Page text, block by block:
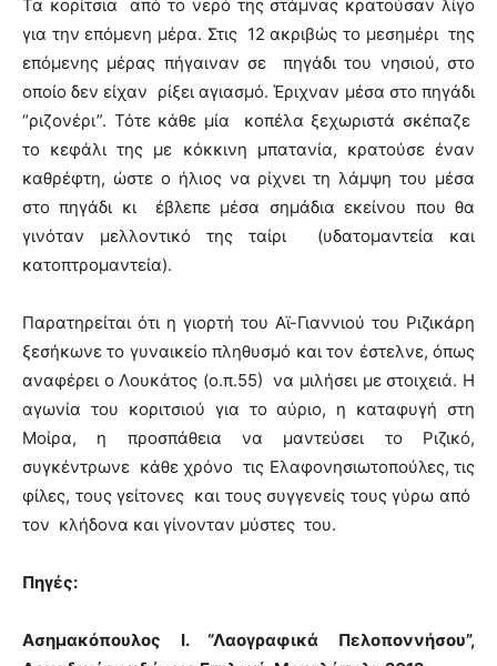
Τα κορίτσια από το νερό της στάμνας κρατούσαν λίγο
για την επόμενη μέρα. Στις 12 ακριβώς το μεσημέρι της
επόμενης μέρας πήγαιναν σε πηγάδι του νησιού, στο
οποίο δεν είχαν ρίξει αγιασμό. Έριχναν μέσα στο πηγάδι
“ριζονέρι”. Τότε κάθε μία κοπέλα ξεχωριστά σκέπαζε
το κεφάλι της με κόκκινη μπατανία, κρατούσε έναν
καθρέφτη, ώστε ο ήλιος να ρίχνει τη λάμψη του μέσα
στο πηγάδι κι έβλεπε μέσα σημάδια εκείνου που θα
γινόταν μελλοντικό της ταίρι (υδατομαντεία και
κατοπτρομαντεία).
Παρατηρείται ότι η γιορτή του Αϊ-Γιαννιού του Ριζικάρη
ξεσήκωνε το γυναικείο πληθυσμό και τον έστελνε, όπως
αναφέρει ο Λουκάτος (ο.π.55) να μιλήσει με στοιχειά. Η
αγωνία του κοριτσιού για το αύριο, η καταφυγή στη
Μοίρα, η προσπάθεια να μαντεύσει το Ριζικό,
συγκέντρωνε κάθε χρόνο τις Ελαφονησιωτοπούλες, τις
φίλες, τους γείτονες και τους συγγενείς τους γύρω από
τον κλήδονα και γίνονταν μύστες του.
Πηγές:
Ασημακόπουλος Ι. “Λαογραφικά Πελοποννήσου”,